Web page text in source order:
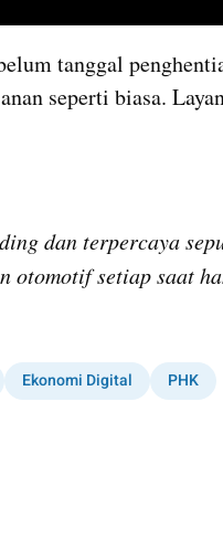
tanggal
seperti biasa.
dan terpercaya
Ekonomi Digital PHK